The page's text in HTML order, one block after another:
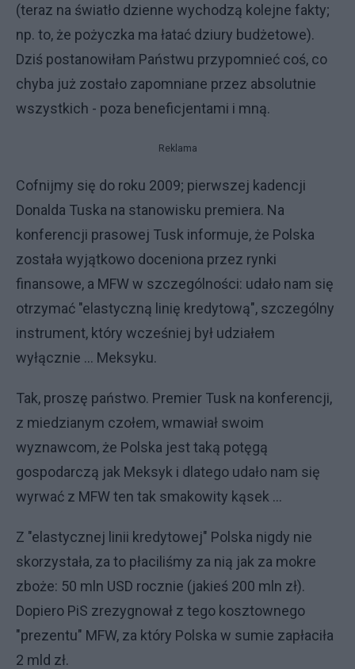
(teraz na światło dzienne wychodzą kolejne fakty;
np. to, że pożyczka ma łatać dziury budżetowe).
Dziś postanowiłam Państwu przypomnieć coś, co
chyba już zostało zapomniane przez absolutnie
wszystkich - poza beneficjentami i mną.
Reklama
Cofnijmy się do roku 2009; pierwszej kadencji
Donalda Tuska na stanowisku premiera. Na
konferencji prasowej Tusk informuje, że Polska
została wyjątkowo doceniona przez rynki
finansowe, a MFW w szczególności: udało nam się
otrzymać "elastyczną linię kredytową", szczególny
instrument, który wcześniej był udziałem
wyłącznie ... Meksyku.
Tak, proszę państwo. Premier Tusk na konferencji,
z miedzianym czołem, wmawiał swoim
wyznawcom, że Polska jest taką potęgą
gospodarczą jak Meksyk i dlatego udało nam się
wyrwać z MFW ten tak smakowity kąsek ...
Z "elastycznej linii kredytowej" Polska nigdy nie
skorzystała, za to płaciliśmy za nią jak za mokre
zboże: 50 mln USD rocznie (jakieś 200 mln zł).
Dopiero PiS zrezygnował z tego kosztownego
"prezentu" MFW, za który Polska w sumie zapłaciła
2 mld zł.